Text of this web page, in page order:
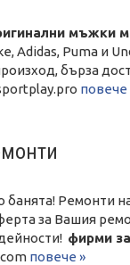
мъжки
Adidas, Puma и
бърза
повече
банята! Ремонти
за Вашия
фирми
повече »